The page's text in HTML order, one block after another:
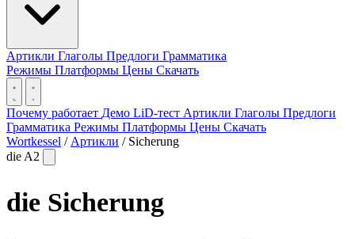
Артикли Глаголы Предлоги Грамматика
Режимы Платформы Цены Скачать
Почему работает Демо LiD-тест Артикли Глаголы Предлоги
Грамматика Режимы Платформы Цены Скачать
Wortkessel / Артикли / Sicherung
die A2
die Sicherung